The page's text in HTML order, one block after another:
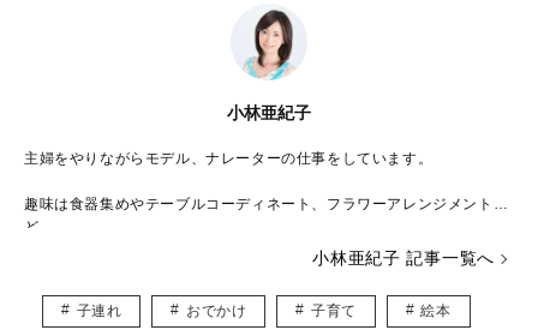
小林亜紀子
主婦をやりながらモデル、ナレーターの仕事をしています。
趣味は食器集めやテーブルコーディネート、フラワーアレンジメントな
ど。
季節や季節ごとのイベントに合わせて部屋・玄関・トイレなどの花やイ
ンテリアをコーディネートすることも好きです。
またコスメやファッションが大好きで、どんなファッションでも着こな
小林亜紀子 記事一覧へ
子連れ おでかけ 子育て 絵本